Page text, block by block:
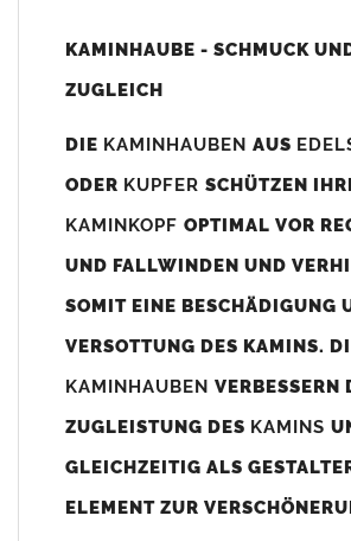
Unsere Maßangaben beziehen sich immer
800mm x 740-800mm angefertigt (siehe
angefertigt werden (bitte anfragen).
(siehe Bild/Zeichnung unten) angefertigt.
nicht passen dann bitte "ohne"Bohrungen
bis 500mm Kaminbreite: Abstand
80mm
KAMINHAUBE - SCHMUCK
ZUGLEICH
DIE KAMINHAUBEN AUS
ODER KUPFER SCHÜTZEN
KAMINKOPF OPTIMAL VOR
UND FALLWINDEN UND
SOMIT EINE BESCHÄDIGUNG
VERSOTTUNG DES KAMINS.
KAMINHAUBEN VERBESSERN
ZUGLEISTUNG DES KAMINS
GLEICHZEITIG ALS
ELEMENT ZUR